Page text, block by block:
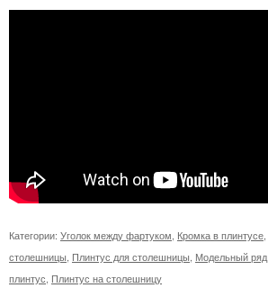
Категории: Уголок между фартуком Кромка в плинтусе
столешницы Плинтус для столешницы Модельный ряд
плинтус Плинтус на столешницу